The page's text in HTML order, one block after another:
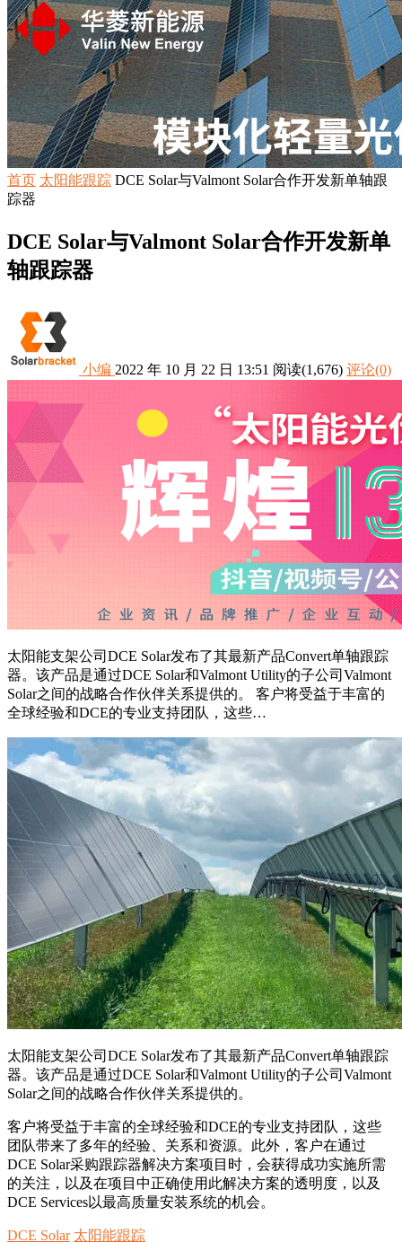
首页 太阳能跟踪 DCE Solar与Valmont Solar合作开发新单轴跟
踪器
DCE Solar与Valmont Solar合作开发新单
轴跟踪器
小编 2022 年 10 月 22 日 13:51 阅读(1,676) 评论(0)
太阳能支架公司DCE Solar发布了其最新产品Convert单轴跟踪
器。该产品是通过DCE Solar和Valmont Utility的子公司Valmont
Solar之间的战略合作伙伴关系提供的。 客户将受益于丰富的
全球经验和DCE的专业支持团队，这些…
太阳能支架公司DCE Solar发布了其最新产品Convert单轴跟踪
器。该产品是通过DCE Solar和Valmont Utility的子公司Valmont
Solar之间的战略合作伙伴关系提供的。
客户将受益于丰富的全球经验和DCE的专业支持团队，这些
团队带来了多年的经验、关系和资源。此外，客户在通过
DCE Solar采购跟踪器解决方案项目时，会获得成功实施所需
的关注，以及在项目中正确使用此解决方案的透明度，以及
DCE Services以最高质量安装系统的机会。
DCE Solar 太阳能跟踪